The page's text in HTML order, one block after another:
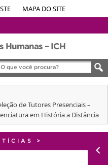
MAPA DO SITE
Humanas – ICH
de Tutores Presenciais –
em História a Distância
>